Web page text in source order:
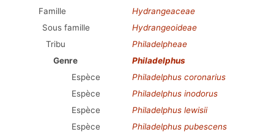
Famille
Hydrangeaceae
Sous famille
Hydrangeoideae
Tribu
Philadelpheae
Genre
Philadelphus
Espèce
Philadelphus coronarius
Espèce
Philadelphus inodorus
Espèce
Philadelphus lewisii
Espèce
Philadelphus pubescens